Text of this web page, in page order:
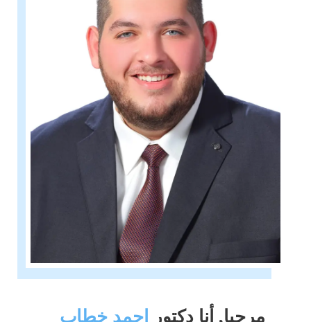
مرحبا, أنا دكتور احمد خطاب